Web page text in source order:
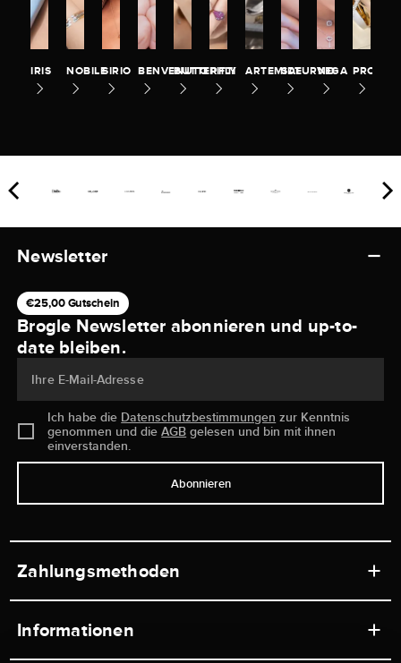
IRIS NOBILESIRIO BENVENUTO
BUTTERFLY
PITTI ARTEMIDESATURNO
VEGA
Newsletter
€25,00 Gutschein
Brogle Newsletter abonnieren und up-to-
date bleiben.
Ihre E-Mail-Adresse
Ich habe die Datenschutzbestimmungen zur Kenntnis
genommen und dieAGB gelesen und bin mit ihnen
einverstanden.
Abonnieren
Zahlungsmethoden
Informationen